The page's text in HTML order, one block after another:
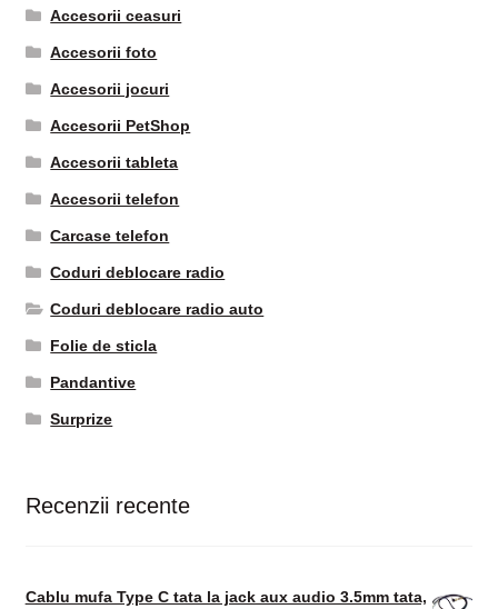
Accesorii ceasuri
Accesorii foto
Accesorii jocuri
Accesorii PetShop
Accesorii tableta
Accesorii telefon
Carcase telefon
Coduri deblocare radio
Coduri deblocare radio auto
Folie de sticla
Pandantive
Surprize
Recenzii recente
Cablu mufa Type C tata la jack aux audio 3.5mm tata,